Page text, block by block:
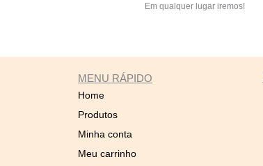
Em qualquer lugar iremos!
MENU RÁPIDO
Home
Produtos
Minha conta
Meu carrinho